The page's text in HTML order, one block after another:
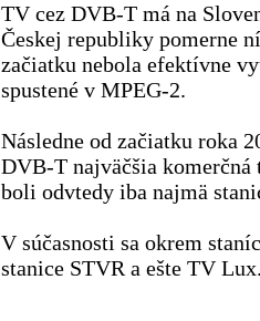
TV cez DVB-T má na
Českej republiky pomerne
začiatku nebola efektívne
spustené v MPEG-2.
Následne od začiatku roka
DVB-T najväčšia
boli odvtedy iba najmä
V súčasnosti sa okrem
stanice STVR a ešte TV